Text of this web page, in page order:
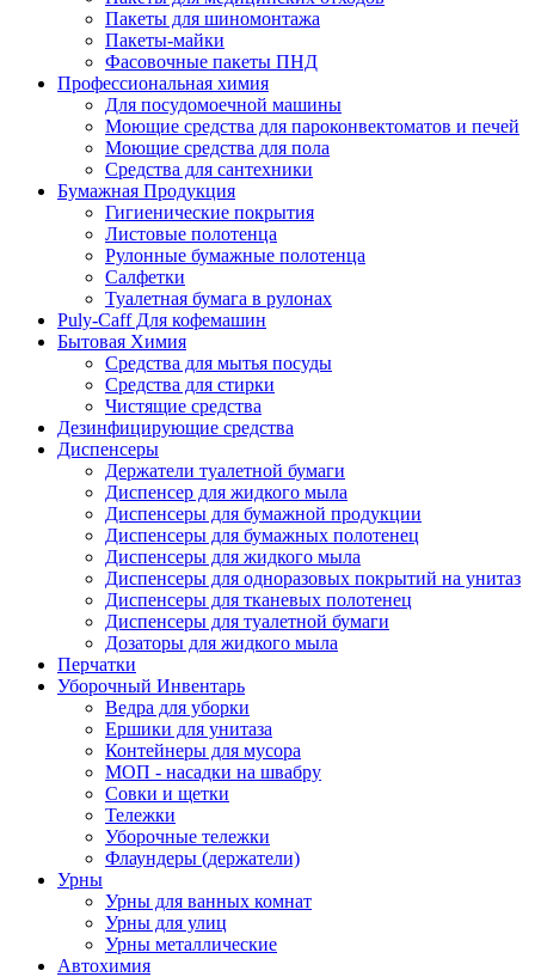
Пакеты для шиномонтажа
Пакеты-майки
Фасовочные пакеты ПНД
Профессиональная химия
Для посудомоечной машины
Моющие средства для пароконвектоматов и печей
Моющие средства для пола
Средства для сантехники
Бумажная Продукция
Гигиенические покрытия
Листовые полотенца
Рулонные бумажные полотенца
Салфетки
Туалетная бумага в рулонах
Puly-Caff Для кофемашин
Бытовая Химия
Средства для мытья посуды
Средства для стирки
Чистящие средства
Дезинфицирующие средства
Диспенсеры
Держатели туалетной бумаги
Диспенсер для жидкого мыла
Диспенсеры для бумажной продукции
Диспенсеры для бумажных полотенец
Диспенсеры для жидкого мыла
Диспенсеры для одноразовых покрытий на унитаз
Диспенсеры для тканевых полотенец
Диспенсеры для туалетной бумаги
Дозаторы для жидкого мыла
Перчатки
Уборочный Инвентарь
Ведра для уборки
Ершики для унитаза
Контейнеры для мусора
МОП - насадки на швабру
Совки и щетки
Тележки
Уборочные тележки
Флаундеры (держатели)
Урны
Урны для ванных комнат
Урны для улиц
Урны металлические
Автохимия